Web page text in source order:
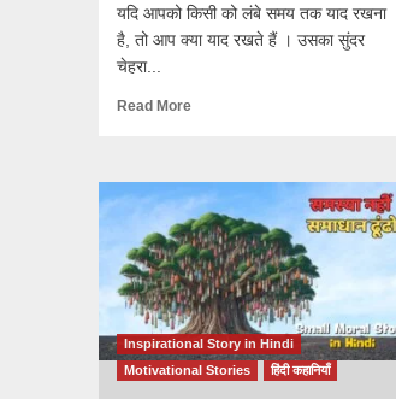
यदि आपको किसी को लंबे समय तक याद रखना
है, तो आप क्या याद रखते हैं । उसका सुंदर
चेहरा...
Read More
Inspirational Story in Hindi
Motivational Stories
हिंदी कहानियाँ